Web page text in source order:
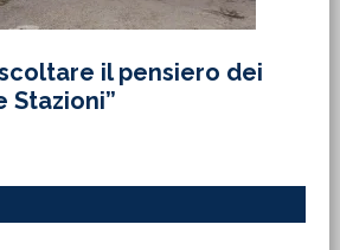
il pensiero dei
Stazioni”